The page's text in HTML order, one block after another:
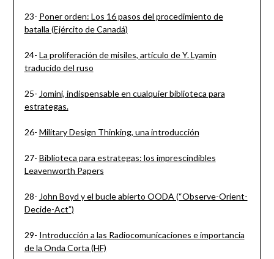
23- Poner orden: Los 16 pasos del procedimiento de
batalla (Ejército de Canadá)
24- La proliferación de misiles, artículo de Y. Lyamin
traducido del ruso
25- Jomini, indispensable en cualquier biblioteca para
estrategas.
26- Military Design Thinking, una introducción
27- Biblioteca para estrategas: los imprescindibles
Leavenworth Papers
28- John Boyd y el bucle abierto OODA (“Observe-Orient-
Decide-Act”)
29- Introducción a las Radiocomunicaciones e importancia
de la Onda Corta (HF)